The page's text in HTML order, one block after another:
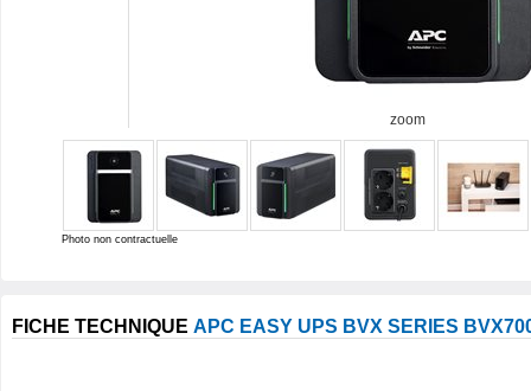
zoom
Photo non contractuelle
FICHE TECHNIQUE APC EASY UPS BVX SERIES